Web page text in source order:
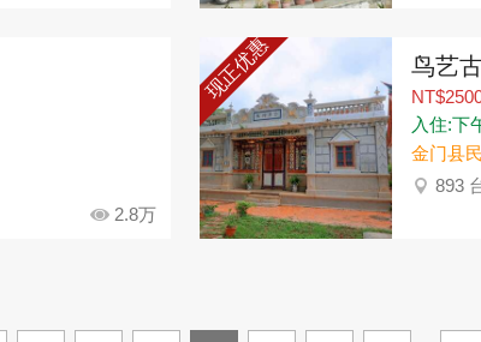
2.8万
现正优惠 鸟艺
入住:下
金门县
893